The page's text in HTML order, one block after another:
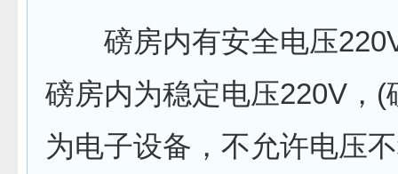
磅房内有安全电压
磅房内为稳定电压220V，(
为电子设备，不允许电压